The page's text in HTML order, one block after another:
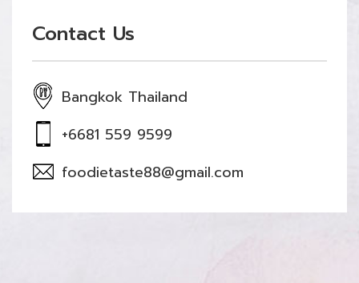
Contact Us
Bangkok Thailand
+6681 559 9599
foodietaste88@gmail.com